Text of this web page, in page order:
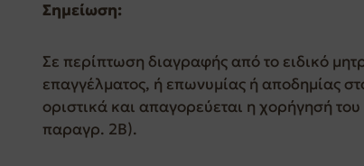
Σημείωση:
Σε περίπτωση διαγραφής από το ειδικό
επαγγέλματος, ή επωνυμίας ή αποδημίας
οριστικά και απαγορεύεται η χορήγησή
παραγρ. 2Β).